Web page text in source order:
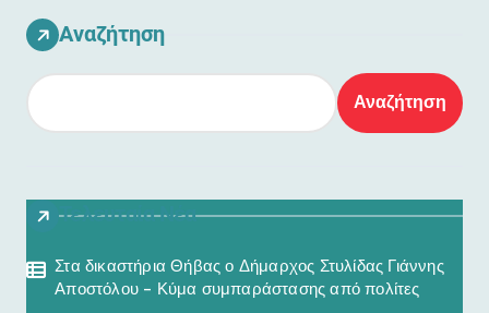
Αναζήτηση
Αναζήτηση
Τελευταία Νέα
Στα δικαστήρια Θήβας ο Δήμαρχος Στυλίδας Γιάννης
Αποστόλου – Κύμα συμπαράστασης από πολίτες